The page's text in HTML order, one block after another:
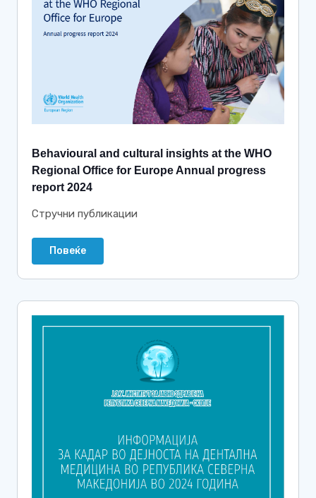
Behavioural and cultural insights at the WHO
Regional Office for Europe Annual progress
report 2024
Стручни публикации
Повеќе